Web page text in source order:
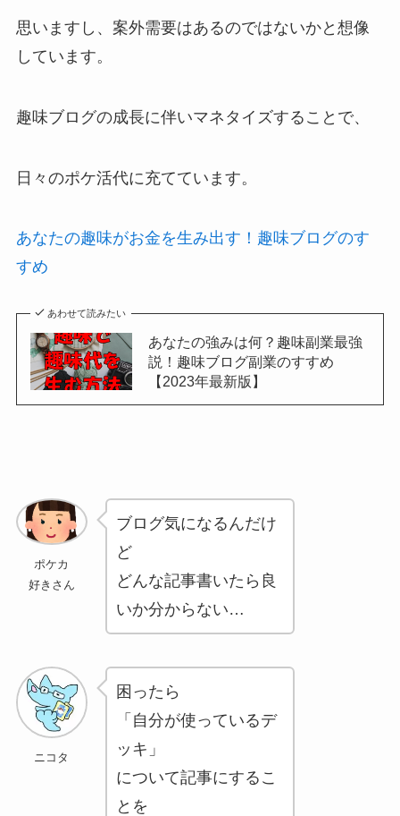
思いますし、案外需要はあるのではないかと想像
しています。
趣味ブログの成長に伴いマネタイズすることで、
日々のポケ活代に充てています。
あなたの趣味がお金を生み出す！趣味ブログのす
すめ
あわせて読みたい
あなたの強みは何？趣味副業最強
説！趣味ブログ副業のすすめ
【2023年最新版】
ポケカ
好きさん
ブログ気になるんだけ
ど
どんな記事書いたら良
いか分からない…
ニコタ
困ったら
「自分が使っているデ
ッキ」
について記事にするこ
とを